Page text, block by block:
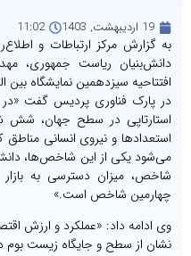
19 اردیبهشت, 1403 11:02
به گزارش مرکز ارتباطات و
دانش‌بنیان ریاست جمهوری،
در پارک فناوری پردیس گفت
استارتاپی در سطح جهان،
استعدادها و نیروی انسانی
می‌شود یکی از این شاخص‌ها،
شاخص، میزان دسترسی به
چهارمین شاخص است.»
وی ادامه داد: «عملکرد و ارزش
نشان از سطح و جایگاه زیست بوم